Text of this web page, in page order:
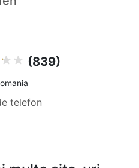
(839)
telefon